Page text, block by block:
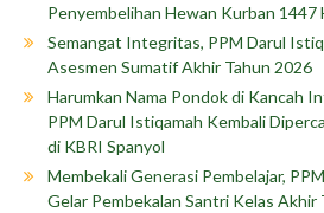
Penyembelihan Hewan Kurban 1447
Semangat Integritas, PPM Darul
Asesmen Sumatif Akhir Tahun 2026
Harumkan Nama Pondok di Kancah
PPM Darul Istiqamah Kembali
di KBRI Spanyol
Membekali Generasi Pembelajar,
Gelar Pembekalan Santri Kelas Akhir